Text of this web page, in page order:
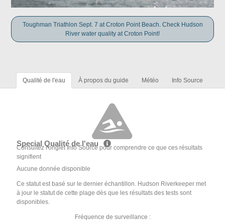
Toughman Triathlon Sept. 7 at Croton Point Beach. Check Hudson
River water quality at Croton Point!
Qualité de l'eau À propos du guide Météo Info Source
Special Qualité de l'eau
Consultez l'onglet Info Source pour comprendre ce que ces résultats
signifient
Aucune donnée disponible
Ce statut est basé sur le dernier échantillon. Hudson Riverkeeper met
à jour le statut de cette plage dès que les résultats des tests sont
disponibles.
Fréquence de surveillance :